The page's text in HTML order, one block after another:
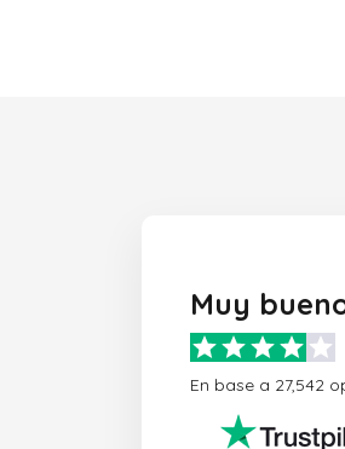
Muy
En base a 27,542